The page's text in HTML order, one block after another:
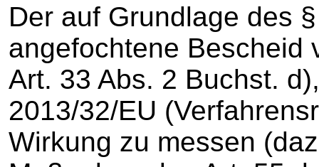
Der auf Grundlage des
angefochtene Bescheid
Art. 33 Abs. 2 Buchst.
2013/32/EU
Wirkung zu messen